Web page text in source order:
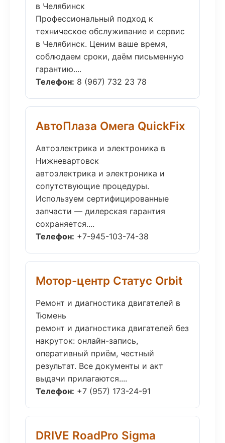
в Челябинск
Профессиональный подход к
техническое обслуживание и сервис
в Челябинск. Ценим ваше время,
соблюдаем сроки, даём письменную
гарантию....
Телефон: 8 (967) 732 23 78
АвтоПлаза Омега QuickFix
Автоэлектрика и электроника в
Нижневартовск
автоэлектрика и электроника и
сопутствующие процедуры.
Используем сертифицированные
запчасти — дилерская гарантия
сохраняется....
Телефон: +7-945-103-74-38
Мотор-центр Статус Orbit
Ремонт и диагностика двигателей в
Тюмень
ремонт и диагностика двигателей без
накруток: онлайн-запись,
оперативный приём, честный
результат. Все документы и акт
выдачи прилагаются....
Телефон: +7 (957) 173-24-91
DRIVE RoadPro Sigma